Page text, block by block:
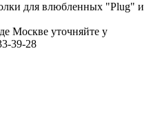
для влюбленных "Plug" и
Москве уточняйте у
39-28